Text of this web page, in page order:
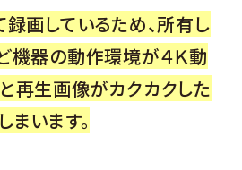
録画しているため、所有し
機器の動作環境が４Ｋ動
再生画像がカクカクした
います。